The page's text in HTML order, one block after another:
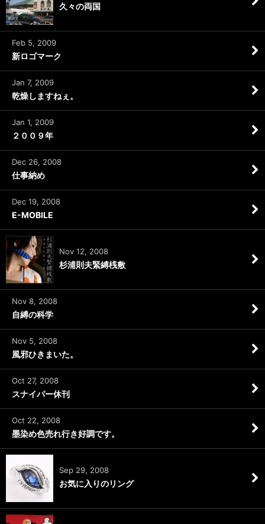
久々の両国
Feb 5, 2009
新ロゴマーク
Jan 7, 2009
乾燥しますねぇ。
Jan 1, 2009
２００９年
Dec 26, 2008
仕事納め
Dec 19, 2008
E-MOBILE
Nov 12, 2008
杉浦則夫緊縛桟敷
Nov 8, 2008
自縛の科学
Nov 5, 2008
風邪ひきまいた。
Oct 27, 2008
スナイパー休刊
Oct 22, 2008
墨染め色売れ行き好調です。
Sep 29, 2008
お気に入りのリング